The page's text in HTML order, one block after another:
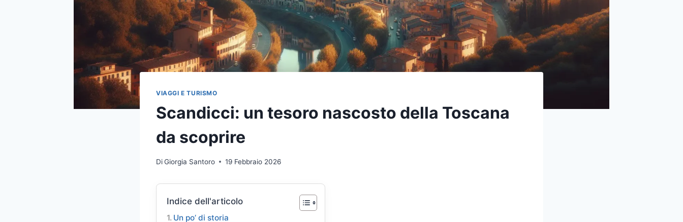
VIAGGI E TURISMO
Scandicci: un tesoro nascosto della Toscana
da scoprire
DiGiorgia Santoro 19 Febbraio 2026
Indice dell'articolo
Un po’ di storia